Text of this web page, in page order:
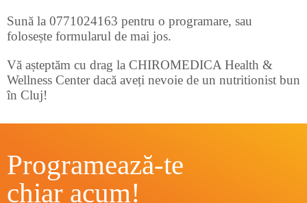
Sună la 0771024163 pentru o programare, sau
folosește formularul de mai jos.
Vă așteptăm cu drag la CHIROMEDICA Health &
Wellness Center dacă aveți nevoie de un nutritionist bun
în Cluj!
Programează-te
chiar acum!